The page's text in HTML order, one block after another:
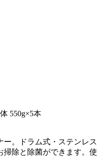
550g×5本
。
ドラム式・ステンレス
掃除と除菌ができます。使